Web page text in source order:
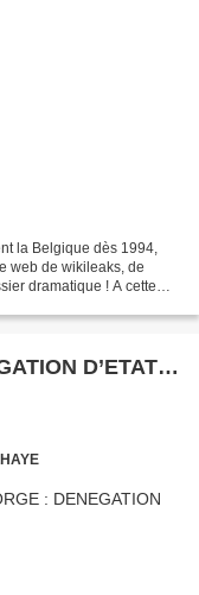
la Belgique dès 1994,
web de wikileaks, de
dramatique ! A cette
D’ETAT…